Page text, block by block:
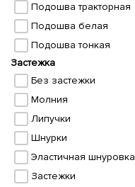
Подошва тракторная
Подошва белая
Подошва тонкая
Застежка
Без застежки
Молния
Липучки
Шнурки
Эластичная шнуровка
Застежки